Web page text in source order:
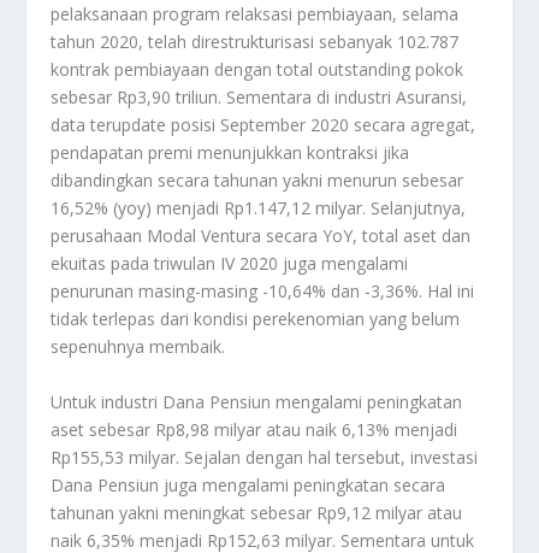
pelaksanaan program relaksasi pembiayaan, selama
tahun 2020, telah direstrukturisasi sebanyak 102.787
kontrak pembiayaan dengan total outstanding pokok
sebesar Rp3,90 triliun. Sementara di industri Asuransi,
data terupdate posisi September 2020 secara agregat,
pendapatan premi menunjukkan kontraksi jika
dibandingkan secara tahunan yakni menurun sebesar
16,52% (yoy) menjadi Rp1.147,12 milyar. Selanjutnya,
perusahaan Modal Ventura secara YoY, total aset dan
ekuitas pada triwulan IV 2020 juga mengalami
penurunan masing-masing -10,64% dan -3,36%. Hal ini
tidak terlepas dari kondisi perekenomian yang belum
sepenuhnya membaik.
Untuk industri Dana Pensiun mengalami peningkatan
aset sebesar Rp8,98 milyar atau naik 6,13% menjadi
Rp155,53 milyar. Sejalan dengan hal tersebut, investasi
Dana Pensiun juga mengalami peningkatan secara
tahunan yakni meningkat sebesar Rp9,12 milyar atau
naik 6,35% menjadi Rp152,63 milyar. Sementara untuk